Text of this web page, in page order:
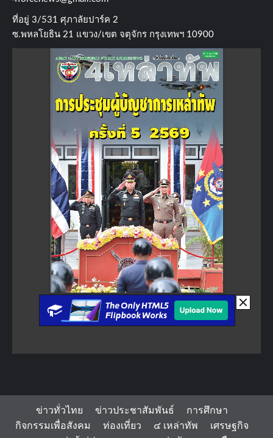
ที่อยู่​ 3/531​ ศุภาลัยปาร์ค​ 2
ซ.พหลโยธิน​ 21​ แขวง/เขต​ จตุจักร​ กรุงเทพฯ 10900
ข่าวทั่วไทย ข่าวประชาสัมพันธ์
การศึกษา
กิจกรรมเพื่อสังคม
ท่องเที่ยว ๔ เหล่าทัพ
เศรษฐกิจ